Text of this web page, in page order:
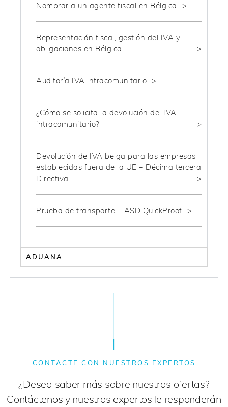
Nombrar a un agente fiscal en Bélgica
Representación fiscal, gestión del IVA y
obligaciones en Bélgica
Auditoría IVA intracomunitario
¿Cómo se solicita la devolución del IVA
intracomunitario?
Devolución de IVA belga para las empresas
establecidas fuera de la UE – Décima tercera
Directiva
Prueba de transporte – ASD QuickProof
ADUANA
CONTACTE CON NUESTROS EXPERTOS
¿Desea saber más sobre nuestras ofertas?
Contáctenos y nuestros expertos le responderán